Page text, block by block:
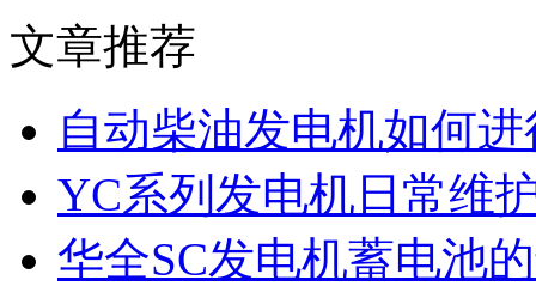
文章推荐
自动柴油发电机如何
YC系列发电机日常维
华全SC发电机蓄电池